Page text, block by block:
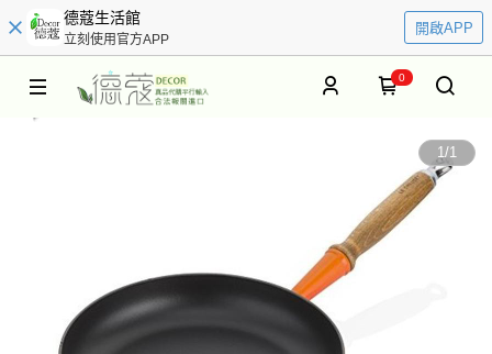
德蔻生活館
立刻使用官方APP
開啟APP
0
1/1